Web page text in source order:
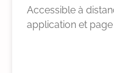
Accessible à
application et